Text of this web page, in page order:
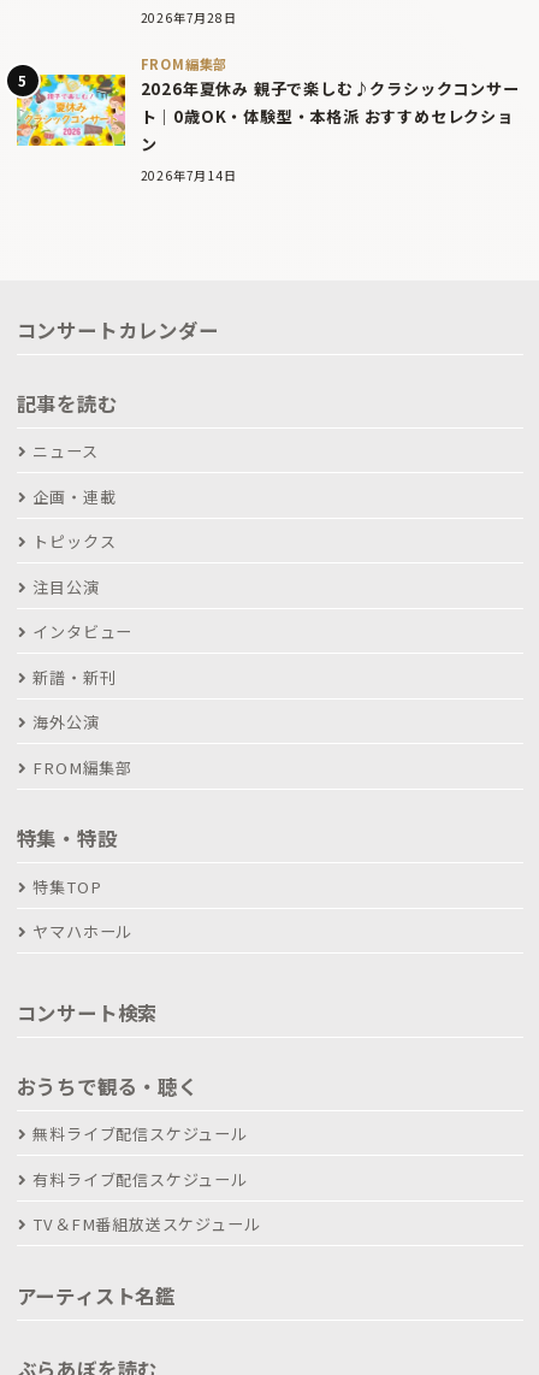
2026年7月28日
FROM編集部
2026年夏休み 親子で楽しむ♪クラシックコンサー
ト｜0歳OK・体験型・本格派 おすすめセレクショ
ン
2026年7月14日
コンサートカレンダー
記事を読む
ニュース
企画・連載
トピックス
注目公演
インタビュー
新譜・新刊
海外公演
FROM編集部
特集・特設
特集TOP
ヤマハホール
コンサート検索
おうちで観る・聴く
無料ライブ配信スケジュール
有料ライブ配信スケジュール
TV＆FM番組放送スケジュール
アーティスト名鑑
ぶらあぼを読む